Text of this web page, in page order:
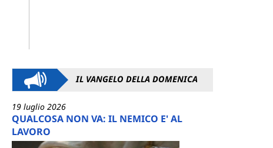
IL VANGELO DELLA DOMENICA
19 luglio 2026
QUALCOSA NON VA: IL NEMICO E' AL
LAVORO